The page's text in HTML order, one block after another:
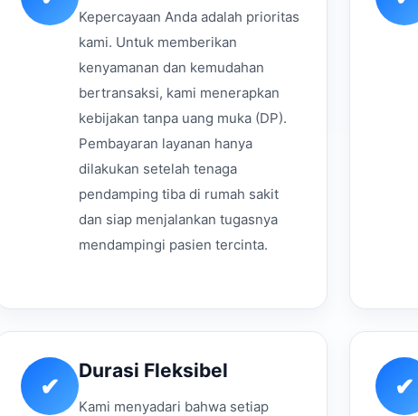
Kepercayaan Anda adalah prioritas
kami. Untuk memberikan
kenyamanan dan kemudahan
bertransaksi, kami menerapkan
kebijakan tanpa uang muka (DP).
Pembayaran layanan hanya
dilakukan setelah tenaga
pendamping tiba di rumah sakit
dan siap menjalankan tugasnya
mendampingi pasien tercinta.
✔
Durasi Fleksibel
Kami menyadari bahwa setiap
✔